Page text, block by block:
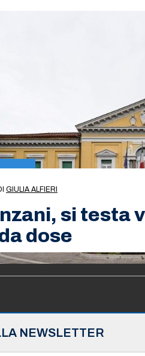
GIULIA ALFIERI
si testa
dose
NEWSLETTER